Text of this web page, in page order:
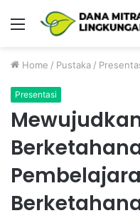
Menu
Home / Pustaka /
Presentasi